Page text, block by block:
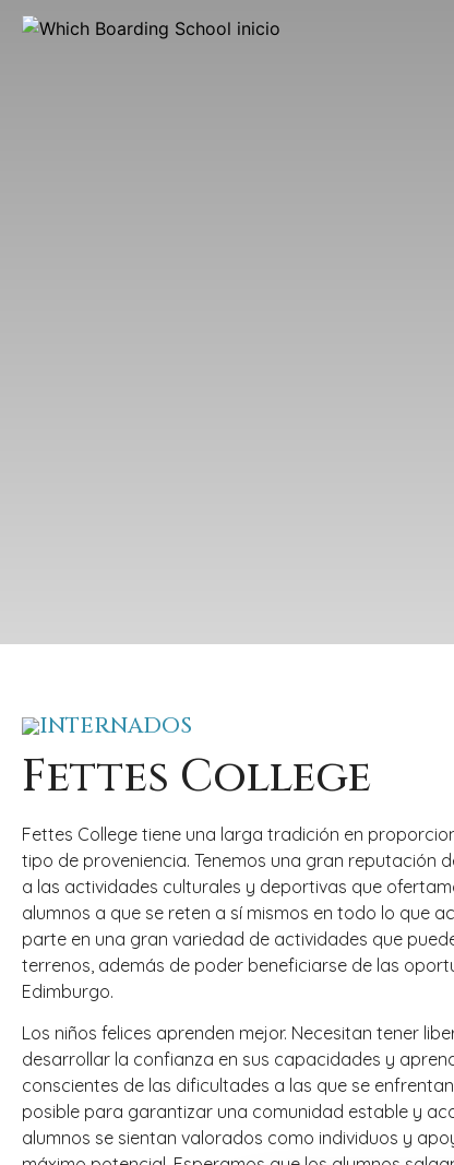
INTERNADOS
Fettes College
Fettes College tiene una larga tradición en
tipo de proveniencia. Tenemos una gran reputación
a las actividades culturales y deportivas que
alumnos a que se reten a sí mismos en todo lo que
parte en una gran variedad de actividades que
terrenos, además de poder beneficiarse de las
Edimburgo.
Los niños felices aprenden mejor. Necesitan tener
desarrollar la confianza en sus capacidades y
conscientes de las dificultades a las que se
posible para garantizar una comunidad estable y
alumnos se sientan valorados como individuos y